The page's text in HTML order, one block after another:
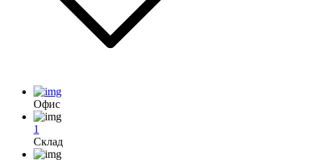
Офис
1
Склад